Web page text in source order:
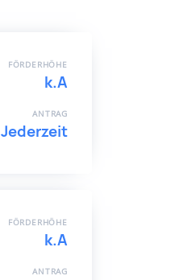
FÖRDERHÖHE
k.A
ANTRAG
Jederzeit
FÖRDERHÖHE
k.A
ANTRAG